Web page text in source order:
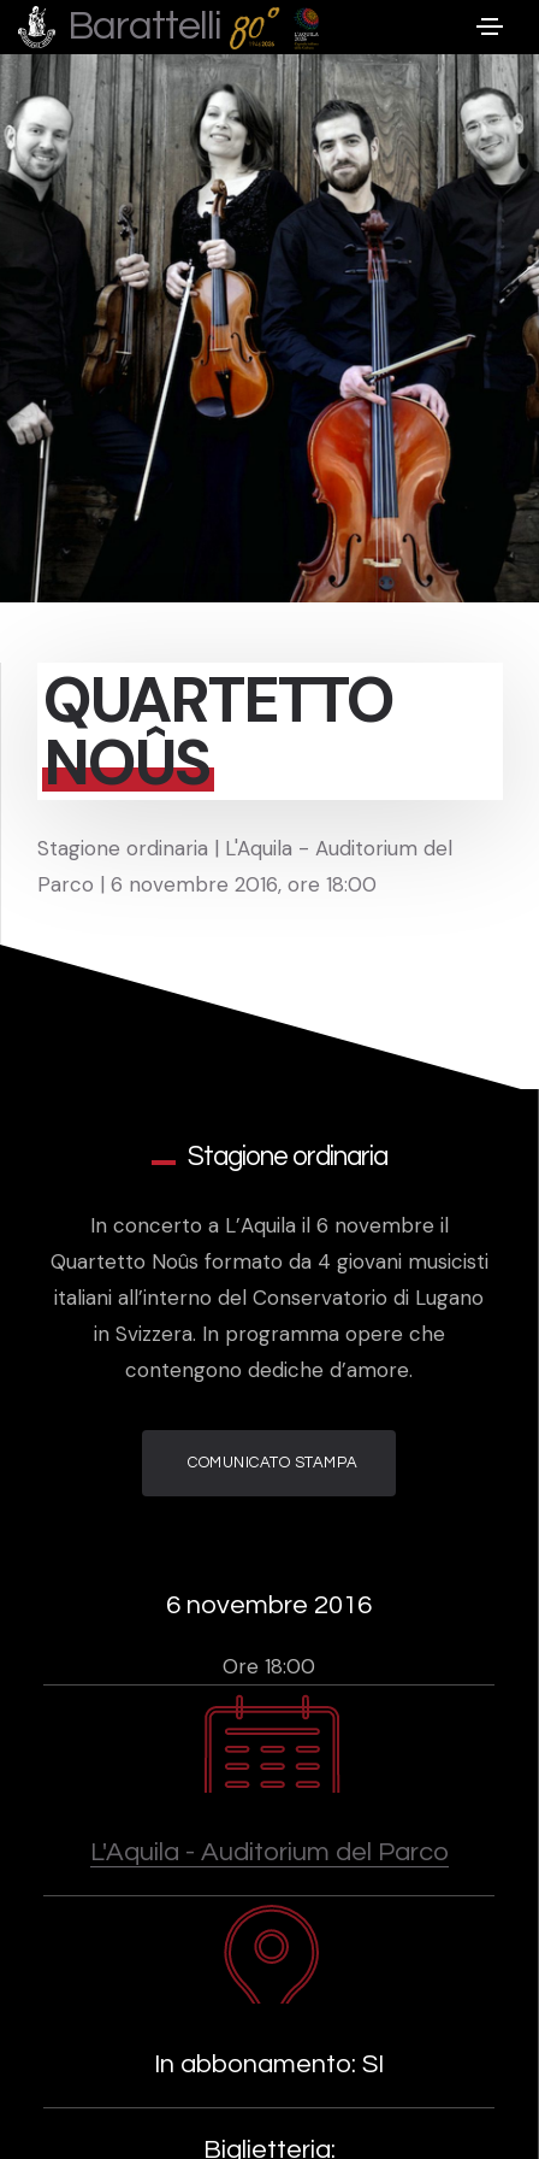
Barattelli
QUARTETTO
NOÛS
Stagione ordinaria | L'Aquila - Auditorium del
Parco | 6 novembre 2016, ore 18:00
Stagione ordinaria
In concerto a L’Aquila il 6 novembre il
Quartetto Noûs formato da 4 giovani musicisti
italiani all’interno del Conservatorio di Lugano
in Svizzera. In programma opere che
contengono dediche d’amore.
COMUNICATO STAMPA
6 novembre 2016
Ore 18:00
L'Aquila - Auditorium del Parco
In abbonamento: SI
Biglietteria: